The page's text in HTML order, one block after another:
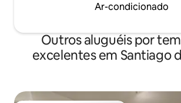
Ar-condicionado
Outros aluguéis por
excelentes em Santiago